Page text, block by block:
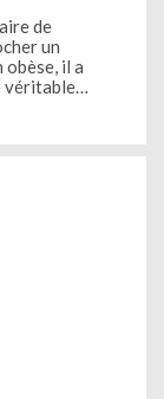
de
un
il a
véritable